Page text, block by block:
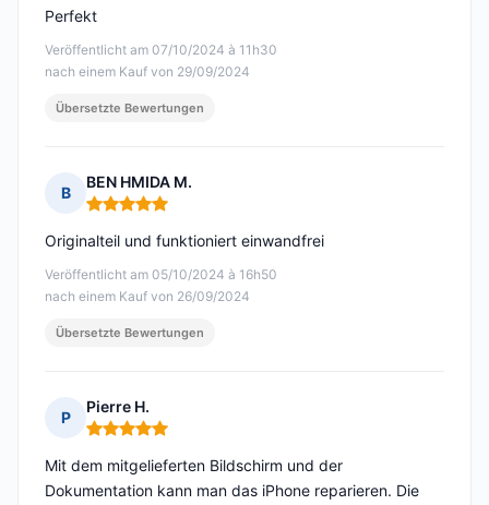
Veröffentlicht am 07/10/2024 à 11h30
nach einem Kauf von 29/09/2024
Perfekt
Übersetzte Bewertungen
B
BEN HMIDA M.
Hinweis: 5 von 5
Veröffentlicht am 05/10/2024 à 16h50
nach einem Kauf von 26/09/2024
Originalteil und funktioniert einwandfrei
Übersetzte Bewertungen
P
Pierre H.
Hinweis: 5 von 5
Mit dem mitgelieferten Bildschirm und der
Dokumentation kann man das iPhone reparieren. Die